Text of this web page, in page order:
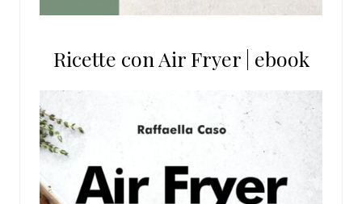
Ricette con Air Fryer | ebook